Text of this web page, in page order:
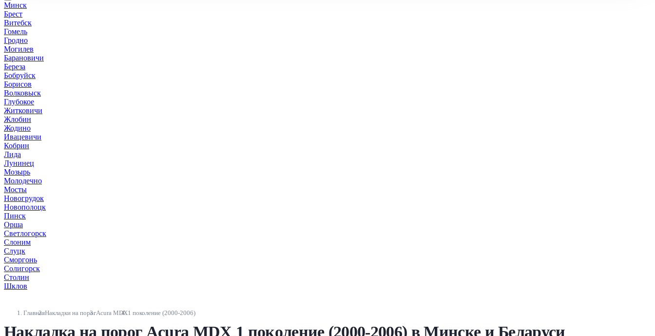
стеклоочистители
топливная система
тормозная система
трансмиссия
электрика
Минск
Брест
Витебск
Гомель
Гродно
Могилев
Барановичи
Береза
Бобруйск
Борисов
Волковыск
Глубокое
Житковичи
Жлобин
Жодино
Ивацевичи
Кобрин
Лида
Лунинец
Мозырь
Молодечно
Мосты
Новогрудок
Новополоцк
Пинск
Орша
Светлогорск
Слоним
Слуцк
Сморгонь
Солигорск
Столин
Шклов
ГлавнаяНакладки на порогAcura MDX1 поколение (2000-2006)
Накладка на порог Acura MDX 1 поколение (2000-2006) в Минске и Беларуси